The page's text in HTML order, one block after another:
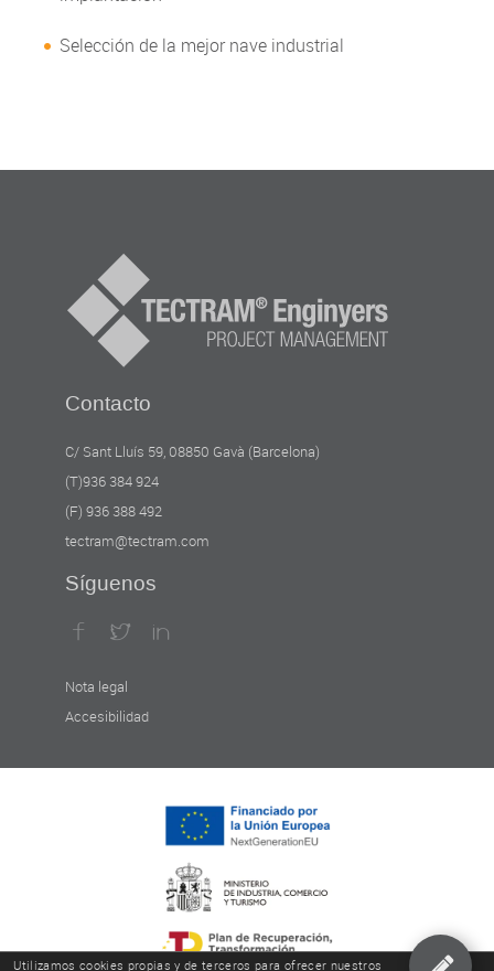
Utilizamos cookies propias y de terceros para ofrecer nuestros
Selección de la mejor nave industrial
Contacto
C/ Sant Lluís 59, 08850 Gavà (Barcelona)
(T)936 384 924
(F) 936 388 492
tectram@tectram.com
Síguenos
Nota legal
Accesibilidad